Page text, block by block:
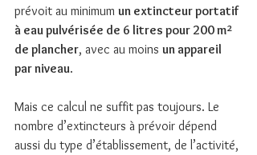
prévoit au minimum un extincteur portatif
à eau pulvérisée de 6 litres pour 200 m²
de plancher, avec au moins un appareil
par niveau.
Mais ce calcul ne suffit pas toujours. Le
nombre d’extincteurs à prévoir dépend
aussi du type d’établissement, de l’activité,